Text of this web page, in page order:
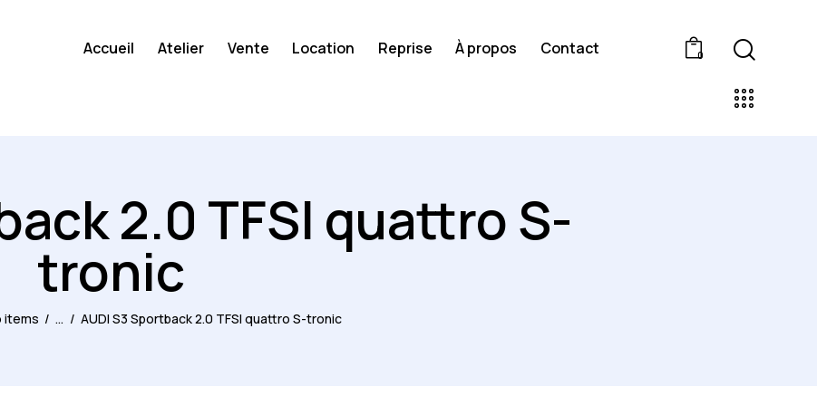
Accueil Atelier Vente Location Reprise À propos Contact 0
2.0 TFSI quattro S-
tronic
items ... AUDI S3 Sportback 2.0 TFSI quattro S-tronic